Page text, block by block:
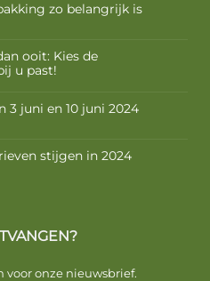
zo belangrijk is
ooit: Kies de
u past!
3 juni en 10 juni 2024
stijgen in 2024
voor onze nieuwsbrief.